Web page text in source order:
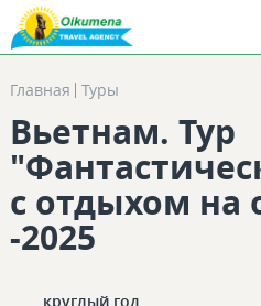
Главная Туры
Вьетнам. Тур
с отдыхом на
-2025
круглый год